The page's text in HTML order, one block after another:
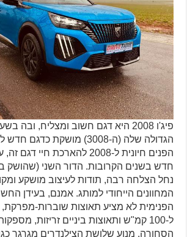
פיג'ו 2008 היא דגם חשוב ומצליח, ובה
הגדולה שלה (ה-3008) מושקת כדגם
הפנים חיונית ל-2008 להארכת חיי
נחל הצלחה רבה, תודות לעיצוב מושקע
המחוונים הייחודי למותג. אמנם, בעידן
ל-100 קמ"ש ותאוצות ביניים זריזות,
הסחורה. מנוע שלושת הצילנדרים מגרגר כגור